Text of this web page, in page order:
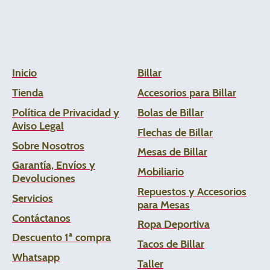
Inicio
Tienda
Política de Privacidad y
Aviso Legal
Sobre Nosotros
Garantía, Envíos y
Devoluciones
Servicios
Contáctanos
Descuento 1ª compra
Whatsapp
Billar
Accesorios para Billar
Bolas de Billar
Flechas de Billar
Mesas de Billar
Mobiliario
Repuestos y Accesorios
para Mesas
Ropa Deportiva
Tacos de Billar
Taller